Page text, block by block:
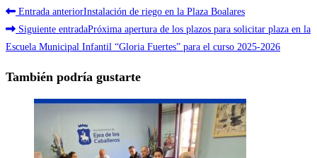
Leer
más
artículos
Entrada anteriorInstalación de riego en la Plaza Boalares
Siguiente entradaPróxima apertura de los plazos para solicitar plaza en la
Escuela Municipal Infantil “Gloria Fuertes” para el curso 2025-2026
También podría gustarte